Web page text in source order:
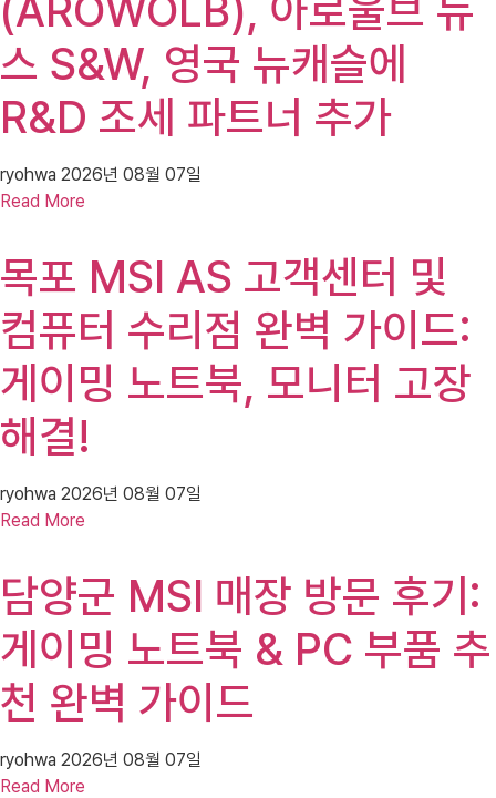
(AROWOLB), 아로울브 뉴
스 S&W, 영국 뉴캐슬에
R&D 조세 파트너 추가
ryohwa 2026년 08월 07일
Read More
목포 MSI AS 고객센터 및
컴퓨터 수리점 완벽 가이드:
게이밍 노트북, 모니터 고장
해결!
ryohwa 2026년 08월 07일
Read More
담양군 MSI 매장 방문 후기:
게이밍 노트북 & PC 부품 추
천 완벽 가이드
ryohwa 2026년 08월 07일
Read More